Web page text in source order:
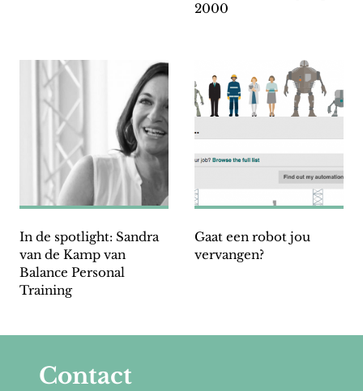
2000
In de spotlight: Sandra
van de Kamp van
Balance Personal
Training
Gaat een robot jou
vervangen?
Contact